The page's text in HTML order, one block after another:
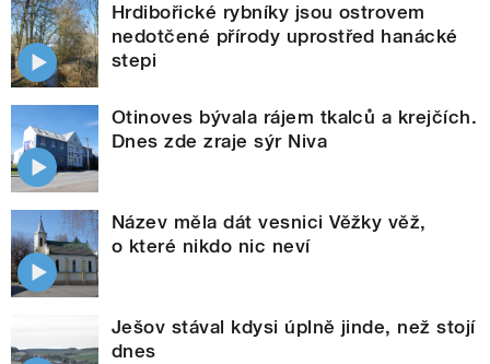
Hrdibořické rybníky jsou ostrovem
nedotčené přírody uprostřed hanácké
stepi
Otinoves bývala rájem tkalců a krejčích.
Dnes zde zraje sýr Niva
Název měla dát vesnici Věžky věž,
o které nikdo nic neví
Ješov stával kdysi úplně jinde, než stojí
dnes